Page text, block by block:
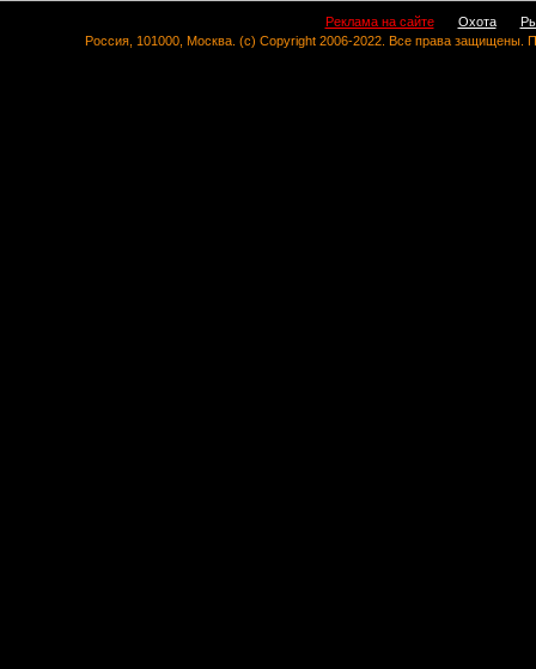
Реклама на сайте Охота
Россия, 101000, Москва. (c) Copyright 2006-2022. Все права защищены.